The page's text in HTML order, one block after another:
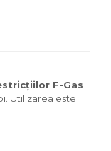
F-Gas
Utilizarea este